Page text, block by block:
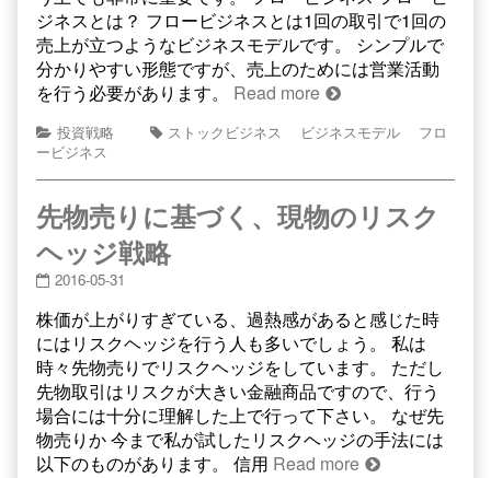
ジネスとは？ フロービジネスとは1回の取引で1回の
売上が立つようなビジネスモデルです。 シンプルで
分かりやすい形態ですが、売上のためには営業活動
を行う必要があります。 Read more
投資戦略 ストックビジネス ビジネスモデル
フロ
ービジネス
先物売りに基づく、現物のリスク
ヘッジ戦略
2016-05-31
株価が上がりすぎている、過熱感があると感じた時
にはリスクヘッジを行う人も多いでしょう。 私は
時々先物売りでリスクヘッジをしています。 ただし
先物取引はリスクが大きい金融商品ですので、行う
場合には十分に理解した上で行って下さい。 なぜ先
物売りか 今まで私が試したリスクヘッジの手法には
以下のものがあります。 信用 Read more